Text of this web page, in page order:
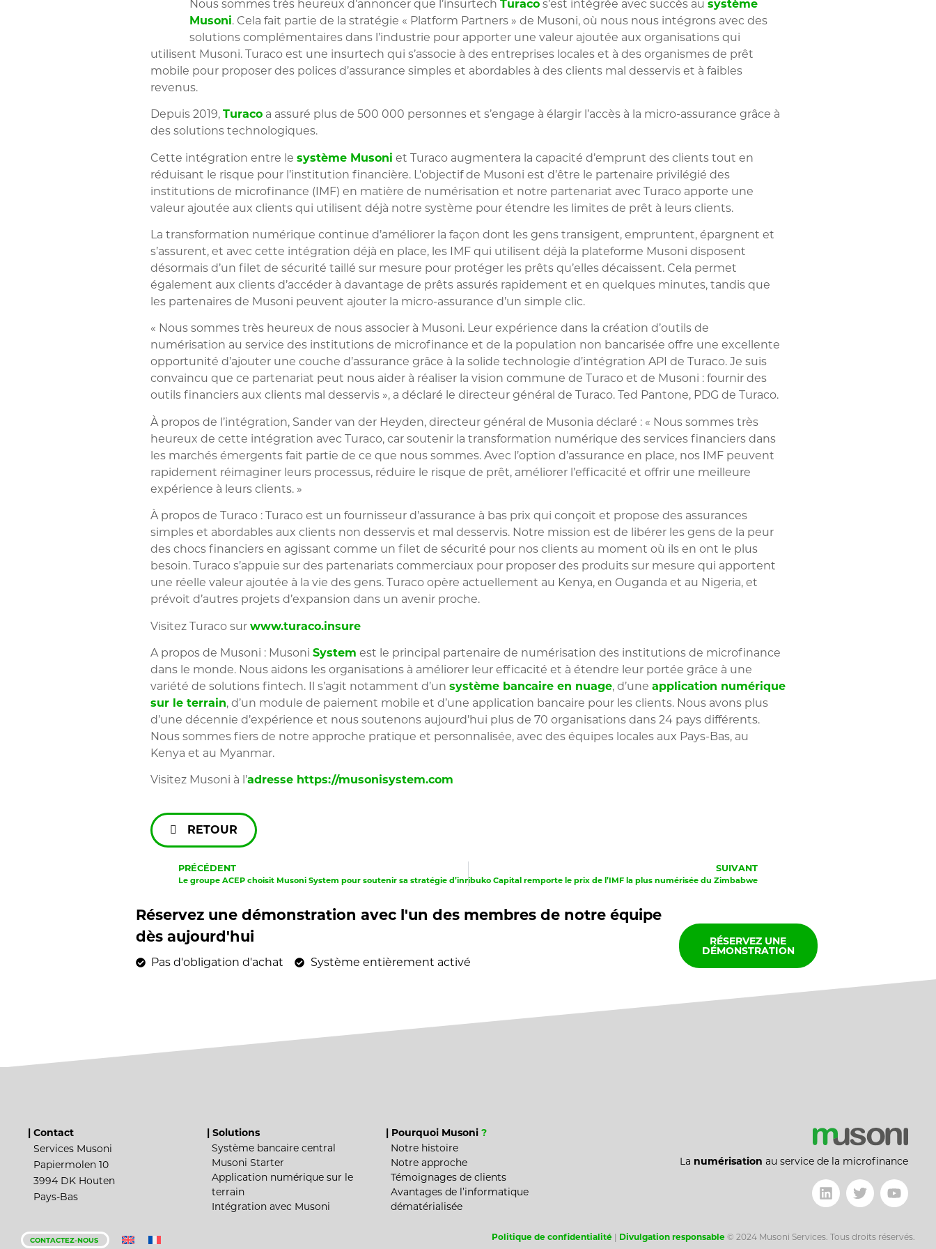
Nous sommes très heureux d’annoncer que l’insurtech Turaco s’est intégrée avec succès au système
Musoni. Cela fait partie de la stratégie « Platform Partners » de Musoni, où nous nous intégrons avec des
solutions complémentaires dans l’industrie pour apporter une valeur ajoutée aux organisations qui
utilisent Musoni. Turaco est une insurtech qui s’associe à des entreprises locales et à des organismes de prêt
mobile pour proposer des polices d’assurance simples et abordables à des clients mal desservis et à faibles
revenus.
Depuis 2019, Turaco a assuré plus de 500 000 personnes et s’engage à élargir l’accès à la micro-assurance grâce à
des solutions technologiques.
Cette intégration entre le système Musoni et Turaco augmentera la capacité d’emprunt des clients tout en
réduisant le risque pour l’institution financière. L’objectif de Musoni est d’être le partenaire privilégié des
institutions de microfinance (IMF) en matière de numérisation et notre partenariat avec Turaco apporte une
valeur ajoutée aux clients qui utilisent déjà notre système pour étendre les limites de prêt à leurs clients.
La transformation numérique continue d’améliorer la façon dont les gens transigent, empruntent, épargnent et
s’assurent, et avec cette intégration déjà en place, les IMF qui utilisent déjà la plateforme Musoni disposent
désormais d’un filet de sécurité taillé sur mesure pour protéger les prêts qu’elles décaissent. Cela permet
également aux clients d’accéder à davantage de prêts assurés rapidement et en quelques minutes, tandis que
les partenaires de Musoni peuvent ajouter la micro-assurance d’un simple clic.
« Nous sommes très heureux de nous associer à Musoni. Leur expérience dans la création d’outils de
numérisation au service des institutions de microfinance et de la population non bancarisée offre une excellente
opportunité d’ajouter une couche d’assurance grâce à la solide technologie d’intégration API de Turaco. Je suis
convaincu que ce partenariat peut nous aider à réaliser la vision commune de Turaco et de Musoni : fournir des
outils financiers aux clients mal desservis », a déclaré le directeur général de Turaco. Ted Pantone, PDG de Turaco.
À propos de l’intégration, Sander van der Heyden, directeur général de Musonia déclaré : « Nous sommes très
heureux de cette intégration avec Turaco, car soutenir la transformation numérique des services financiers dans
les marchés émergents fait partie de ce que nous sommes. Avec l’option d’assurance en place, nos IMF peuvent
rapidement réimaginer leurs processus, réduire le risque de prêt, améliorer l’efficacité et offrir une meilleure
expérience à leurs clients. »
À propos de Turaco : Turaco est un fournisseur d’assurance à bas prix qui conçoit et propose des assurances
simples et abordables aux clients non desservis et mal desservis. Notre mission est de libérer les gens de la peur
des chocs financiers en agissant comme un filet de sécurité pour nos clients au moment où ils en ont le plus
besoin. Turaco s’appuie sur des partenariats commerciaux pour proposer des produits sur mesure qui apportent
une réelle valeur ajoutée à la vie des gens. Turaco opère actuellement au Kenya, en Ouganda et au Nigeria, et
prévoit d’autres projets d’expansion dans un avenir proche.
Visitez Turaco sur www.turaco.insure
A propos de Musoni : Musoni System est le principal partenaire de numérisation des institutions de microfinance
dans le monde. Nous aidons les organisations à améliorer leur efficacité et à étendre leur portée grâce à une
variété de solutions fintech. Il s’agit notamment d’un système bancaire en nuage, d’une application numérique
sur le terrain, d’un module de paiement mobile et d’une application bancaire pour les clients. Nous avons plus
d’une décennie d’expérience et nous soutenons aujourd’hui plus de 70 organisations dans 24 pays différents.
Nous sommes fiers de notre approche pratique et personnalisée, avec des équipes locales aux Pays-Bas, au
Kenya et au Myanmar.
Visitez Musoni à l’adresse https://musonisystem.com
RETOUR
SUIVANT
Zibuko Capital remporte le prix de l’IMF la plus numérisée du Zimbabwe
PRÉCÉDENT
Le groupe ACEP choisit Musoni System pour soutenir sa stratégie d’innovation numérique
Réservez une démonstration avec l'un des membres de notre équipe
dès aujourd'hui
Pas d'obligation d'achat
Système entièrement activé
RÉSERVEZ UNE
DÉMONSTRATION
| Contact
Services Musoni
Papiermolen 10
3994 DK Houten
Pays-Bas
| Solutions
Système bancaire central
Musoni Starter
Application numérique sur le
terrain
Intégration avec Musoni
| Pourquoi Musoni ?
Notre histoire
Notre approche
Témoignages de clients
Avantages de l’informatique
dématérialisée
La numérisation au service de la microfinance
CONTACTEZ-NOUS Politique de confidentialité | Divulgation responsable © 2024 Musoni Services. Tous droits réservés.